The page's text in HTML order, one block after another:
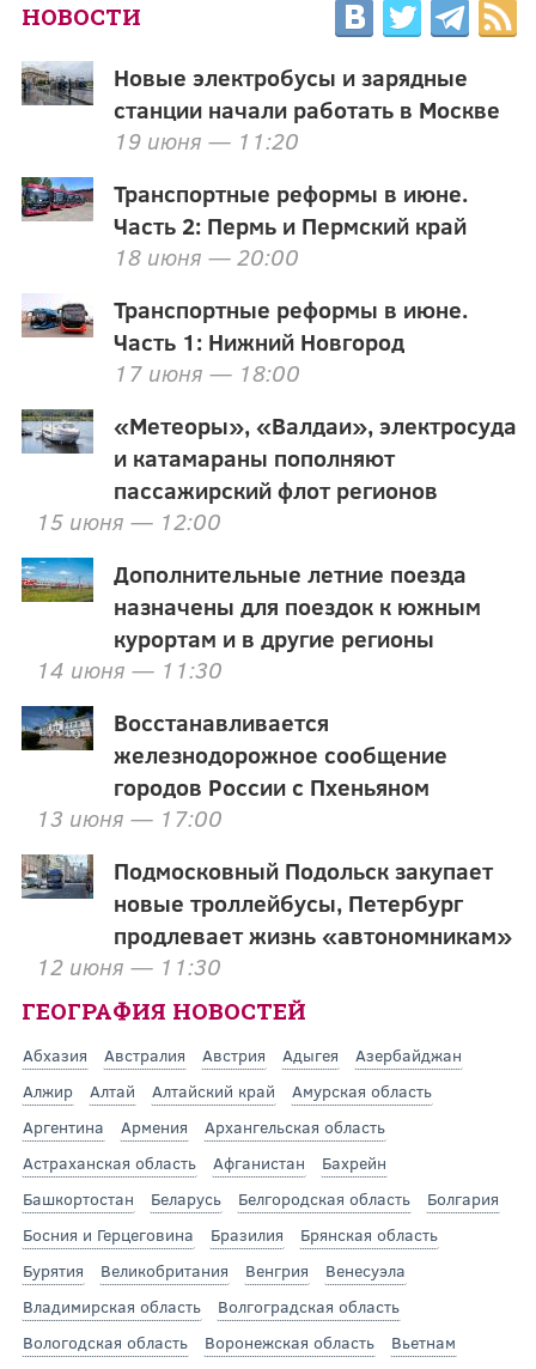
НОВОСТИ
Новые электробусы и зарядные
станции начали работать в Москве
19 июня — 11:20
Транспортные реформы в июне.
Часть 2: Пермь и Пермский край
18 июня — 20:00
Транспортные реформы в июне.
Часть 1: Нижний Новгород
17 июня — 18:00
«Метеоры», «Валдаи», электросуда
и катамараны пополняют
пассажирский флот регионов
15 июня — 12:00
Дополнительные летние поезда
назначены для поездок к южным
курортам и в другие регионы
14 июня — 11:30
Восстанавливается
железнодорожное сообщение
городов России с Пхеньяном
13 июня — 17:00
Подмосковный Подольск закупает
новые троллейбусы, Петербург
продлевает жизнь «автономникам»
12 июня — 11:30
ГЕОГРАФИЯ НОВОСТЕЙ
Абхазия Австралия Австрия Адыгея
Азербайджан
Алжир
Алтай Алтайский край
Амурская область
Аргентина
Армения
Архангельская область
Астраханская область
Афганистан
Бахрейн
Башкортостан
Беларусь Белгородская область
Болгария
Босния и Герцеговина
Бразилия
Брянская область
Бурятия
Великобритания Венгрия
Венесуэла
Владимирская область
Волгоградская область
Вологодская область
Воронежская область
Вьетнам